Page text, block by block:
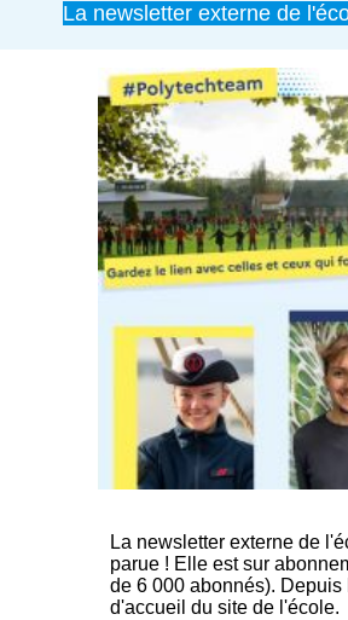
La newsletter externe de
La newsletter externe de
parue ! Elle est sur
de 6 000 abonnés). Depuis
d'accueil du site de l'école.